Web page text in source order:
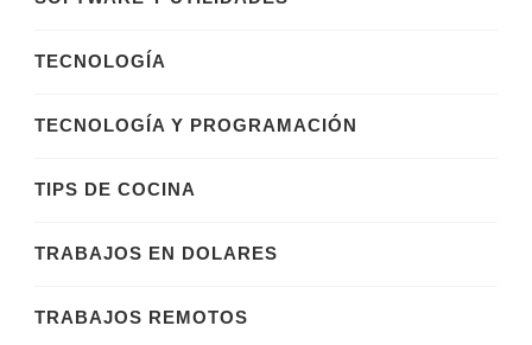
TECNOLOGÍA
TECNOLOGÍA Y PROGRAMACIÓN
TIPS DE COCINA
TRABAJOS EN DOLARES
TRABAJOS REMOTOS